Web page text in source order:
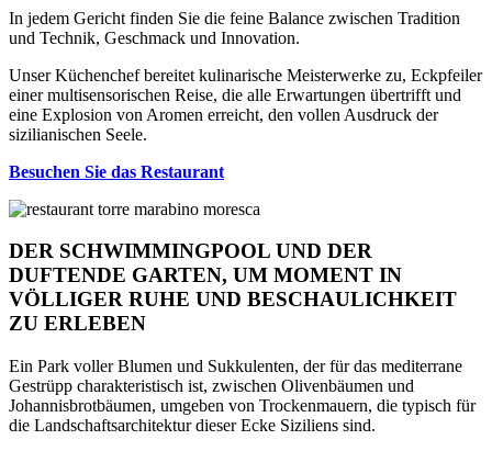
In jedem Gericht finden Sie die feine Balance zwischen Tradition
und Technik, Geschmack und Innovation.
Unser Küchenchef bereitet kulinarische Meisterwerke zu, Eckpfeiler
einer multisensorischen Reise, die alle Erwartungen übertrifft und
eine Explosion von Aromen erreicht, den vollen Ausdruck der
sizilianischen Seele.
Besuchen Sie das Restaurant
DER SCHWIMMINGPOOL UND DER
DUFTENDE GARTEN, UM MOMENT IN
VÖLLIGER RUHE UND BESCHAULICHKEIT
ZU ERLEBEN
Ein Park voller Blumen und Sukkulenten, der für das mediterrane
Gestrüpp charakteristisch ist, zwischen Olivenbäumen und
Johannisbrotbäumen, umgeben von Trockenmauern, die typisch für
die Landschaftsarchitektur dieser Ecke Siziliens sind.